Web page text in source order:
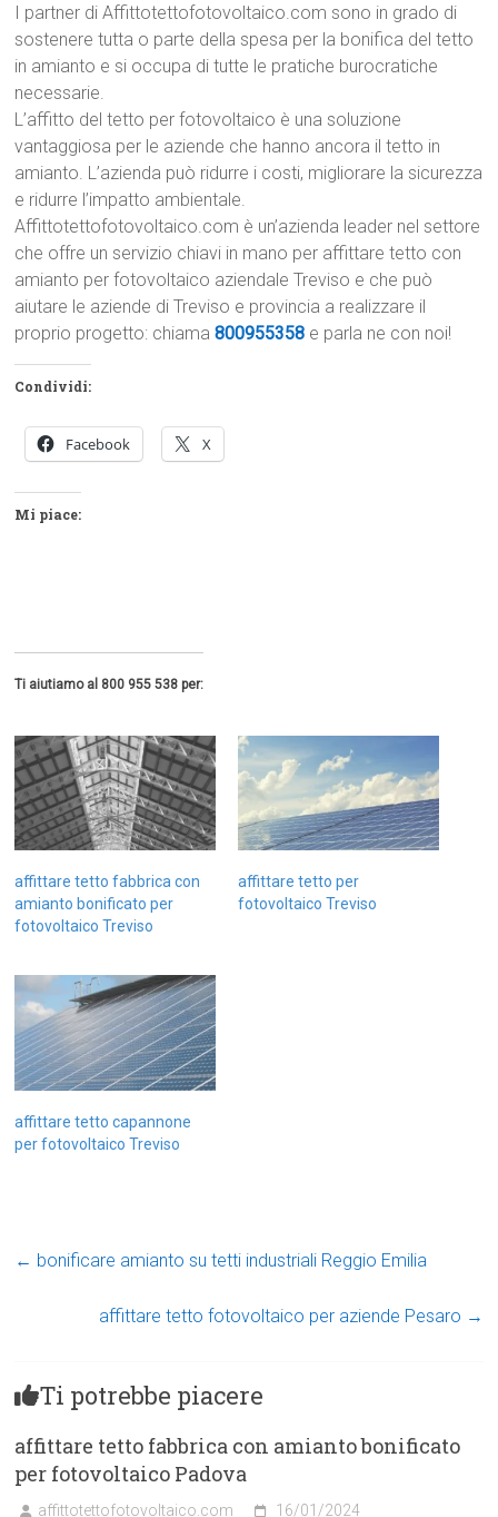
I partner di Affittotettofotovoltaico.com sono in grado di
sostenere tutta o parte della spesa per la bonifica del tetto
in amianto e si occupa di tutte le pratiche burocratiche
necessarie.
L’affitto del tetto per fotovoltaico è una soluzione
vantaggiosa per le aziende che hanno ancora il tetto in
amianto. L’azienda può ridurre i costi, migliorare la sicurezza
e ridurre l’impatto ambientale.
Affittotettofotovoltaico.com è un’azienda leader nel settore
che offre un servizio chiavi in mano per affittare tetto con
amianto per fotovoltaico aziendale Treviso e che può
aiutare le aziende di Treviso e provincia a realizzare il
proprio progetto: chiama800955358 e parla ne con noi!
Condividi:
Facebook X
Mi piace:
Ti aiutiamo al 800 955 538 per:
affittare tetto fabbrica con
amianto bonificato per
fotovoltaico Treviso
affittare tetto per
fotovoltaico Treviso
affittare tetto capannone
per fotovoltaico Treviso
← bonificare amianto su tetti industriali Reggio Emilia
affittare tetto fotovoltaico per aziende Pesaro →
Ti potrebbe piacere
affittare tetto fabbrica con amianto bonificato
per fotovoltaico Padova
affittotettofotovoltaico.com 16/01/2024